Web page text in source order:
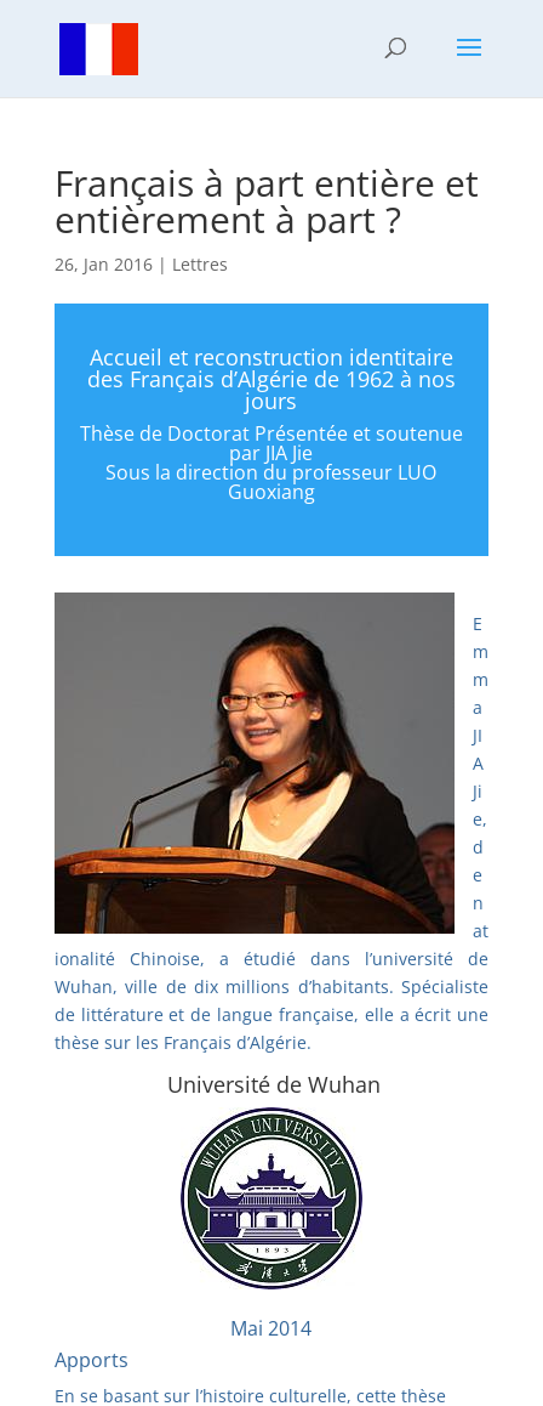
Français à part entière et
entièrement à part ?
26, Jan 2016| Lettres
Accueil et reconstruction identitaire
des Français d’Algérie de 1962 à nos
jours
Thèse de Doctorat Présentée et soutenue
par JIA Jie
Sous la direction du professeur LUO
Guoxiang
E
m
m
a
JI
A
Ji
e,
d
e
n
at
ionalité Chinoise, a étudié dans l’université de
Wuhan, ville de dix millions d’habitants. Spécialiste
de littérature et de langue française, elle a écrit une
thèse sur les Français d’Algérie.
Université de Wuhan
Mai 2014
Apports
En se basant sur l’histoire culturelle, cette thèse